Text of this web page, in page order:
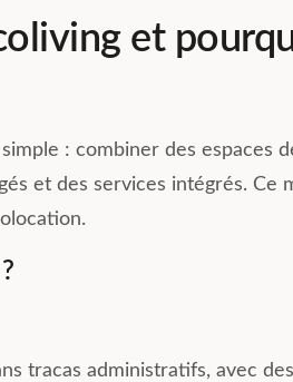
et
: combiner des espaces
et des services intégrés.
tracas administratifs, avec